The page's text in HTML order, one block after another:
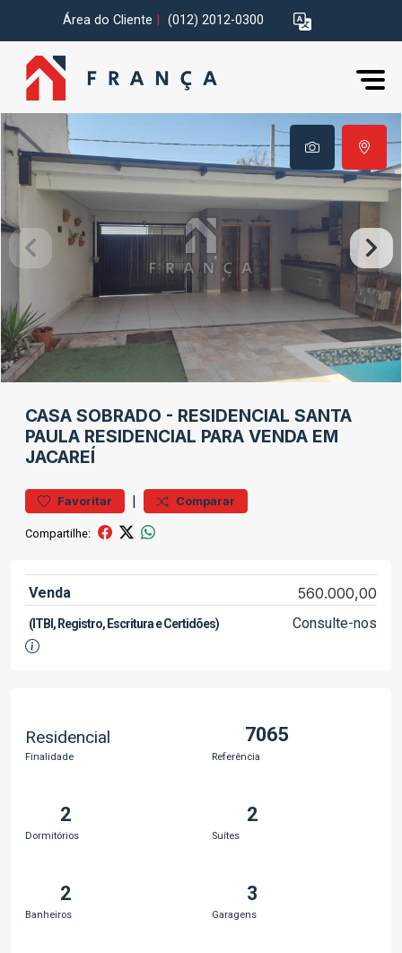
Área do Cliente (012) 2012-0300
CASA SOBRADO - RESIDENCIAL SANTA
PAULA RESIDENCIAL PARA VENDA EM
JACAREÍ
Favoritar | Comparar
Compartilhe:
Venda 560.000,00
(ITBI, Registro, Escritura e Certidões) Consulte-nos
Residencial
Finalidade
7065
Referência
2
Dormitórios
2
Suítes
2
Banheiros
3
Garagens